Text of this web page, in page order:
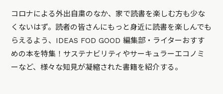
コロナによる外出自粛のなか、家で読書を楽しむ方も少な
くないはず。読者の皆さんにもっと身近に読書を楽しんでも
らえるよう、IDEAS FOD GOOD 編集部・ライターおすす
めの本を特集！サステナビリティやサーキュラーエコノミ
ーなど、様々な知見が凝縮された書籍を紹介する。